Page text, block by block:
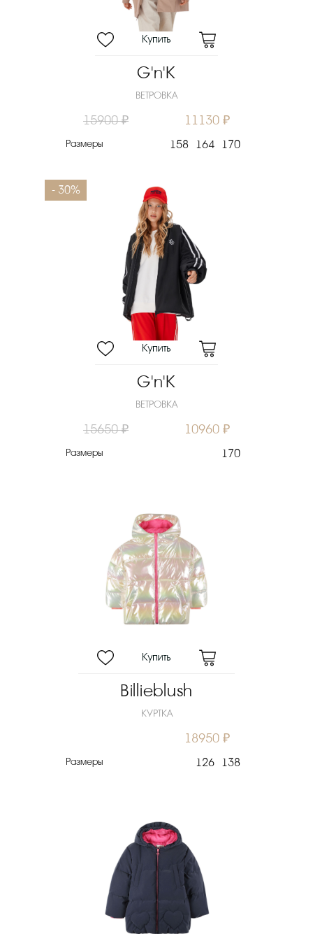
G'n'K
ВЕТРОВКА
15900 ₽ 11130 ₽
Размеры 158 164 170
- 30%
G'n'K
ВЕТРОВКА
15650 ₽ 10960 ₽
Размеры 170
Billieblush
КУРТКА
18950 ₽
Размеры 126 138